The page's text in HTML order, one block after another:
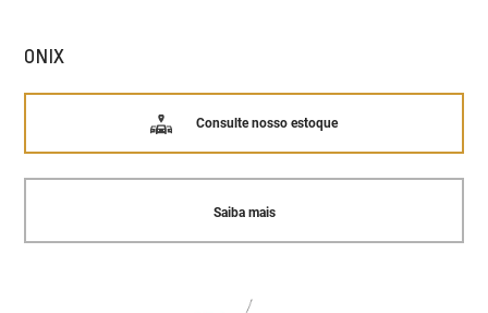
ONIX
Consulte nosso estoque
Saiba mais